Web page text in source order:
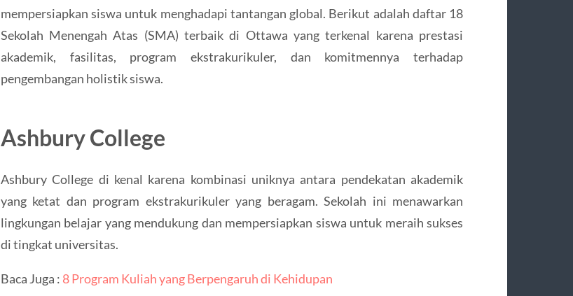
mempersiapkan siswa untuk menghadapi tantangan global. Berikut adalah daftar 18
Sekolah Menengah Atas (SMA) terbaik di Ottawa yang terkenal karena prestasi
akademik, fasilitas, program ekstrakurikuler, dan komitmennya terhadap
pengembangan holistik siswa.
Ashbury College
Ashbury College di kenal karena kombinasi uniknya antara pendekatan akademik
yang ketat dan program ekstrakurikuler yang beragam. Sekolah ini menawarkan
lingkungan belajar yang mendukung dan mempersiapkan siswa untuk meraih sukses
di tingkat universitas.
Baca Juga : 8 Program Kuliah yang Berpengaruh di Kehidupan